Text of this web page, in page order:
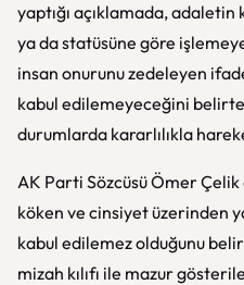
yaptığı açıklamada,
ya da statüsüne göre
insan onurunu zedeleyen
kabul edilemeyeceğini
durumlarda kararlılıkla
AK Parti Sözcüsü Ömer Çelik
köken ve cinsiyet üzerinden
kabul edilemez olduğunu
mizah kılıfı ile mazur